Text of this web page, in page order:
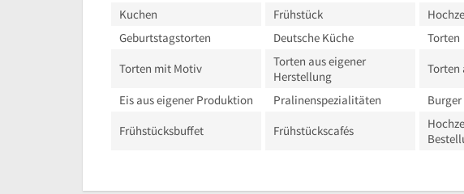
Kuchen Frühstück
Geburtstagstorten
Deutsche Küche Torten
Torten mit Motiv
Torten aus eigener
Herstellung
Torten
Eis aus eigener Produktion Pralinenspezialitäten Burger
Frühstücksbuffet Frühstückscafés